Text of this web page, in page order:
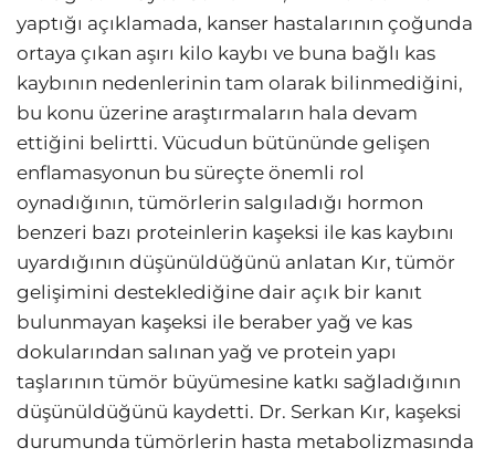
yaptığı açıklamada, kanser hastalarının çoğunda
ortaya çıkan aşırı kilo kaybı ve buna bağlı kas
kaybının nedenlerinin tam olarak bilinmediğini,
bu konu üzerine araştırmaların hala devam
ettiğini belirtti. Vücudun bütününde gelişen
enflamasyonun bu süreçte önemli rol
oynadığının, tümörlerin salgıladığı hormon
benzeri bazı proteinlerin kaşeksi ile kas kaybını
uyardığının düşünüldüğünü anlatan Kır, tümör
gelişimini desteklediğine dair açık bir kanıt
bulunmayan kaşeksi ile beraber yağ ve kas
dokularından salınan yağ ve protein yapı
taşlarının tümör büyümesine katkı sağladığının
düşünüldüğünü kaydetti. Dr. Serkan Kır, kaşeksi
durumunda tümörlerin hasta metabolizmasında